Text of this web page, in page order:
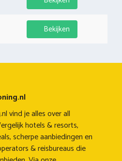
Bekijken
vind je alles over all
hotels & resorts,
scherpe aanbiedingen en
& reisbureaus die